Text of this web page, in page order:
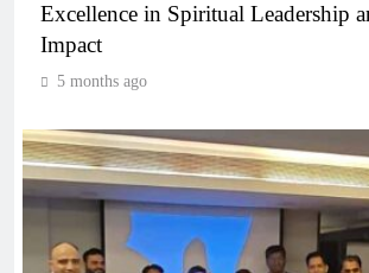
Excellence in Spiritual Leadership
Impact
5 months ago